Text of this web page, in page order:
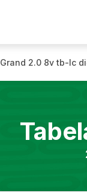
Grand 2.0 8v tb-Ic